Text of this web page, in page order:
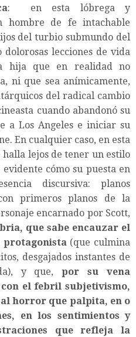
: en esta lóbrega y
hombre de fe intachable
del turbio submundo del
lecciones de vida
hija que en realidad no
ni que sea anímicamente,
del radical cambio
cuando abandonó su
a Los Angeles e iniciar su
En cualquier caso, en esta
lejos de tener un estilo
cómo su puesta en
discursiva: planos
primeros planos de la
encarnado por Scott,
que sabe encauzar el
protagonista(que culmina
desgajados instantes de
y que,por su vena
el febril subjetivismo,
horror que palpita, en o
en los sentimientos y
que refleja la